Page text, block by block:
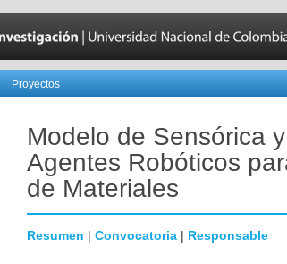
Proyectos
Modelo de Sensórica
Agentes Robóticos
de Materiales
Resumen | Convocatoria | Responsable